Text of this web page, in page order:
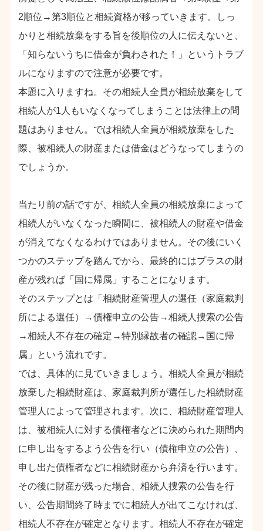
2順位→第3順位と相続資格が移っていきます。しっ
かりと相続放棄をする旨を後順位の人に伝えないと、
「知らないうちに借金が負わされた！」というトラブ
ルになりますので注意が必要です。
本題に入りますね。その相続人全員が相続放棄をして
相続人が1人もいなくなってしまうことは法律上の問
題はありません。では相続人全員が相続放棄をした
際、被相続人の財産または借金はどうなってしまうの
でしょうか。
当たり前の話ですが、相続人全員の相続放棄によって
相続人がいなくなった瞬間に、被相続人の財産や借金
が消えてなくなるわけではありません。その後にいく
つかのステップを踏んでから、最終的にはプラスの財
産が残れば「国に帰属」することになります。
そのステップとは「相続財産管理人の選任（家庭裁判
所による選任）→債権申立の公告→相続人捜索の公告
→相続人不存在の確定→特別縁故者の確認→国に帰
属」という流れです。
では、具体的に見ていきましょう。相続人全員が相続
放棄した相続財産は、家庭裁判所が選任した相続財産
管理人によって管理されます。次に、相続財産管理人
は、被相続人に対する債権者などに決められた期間内
に申し出をするよう公告を行い（債権申立の公告）、
申し出た債権者などに相続財産から弁済を行います。
その後に財産が残った場合、相続人捜索の公告を行
い、公告期間終了時までに相続人が出てこなければ、
相続人不存在が確定となります。相続人不存在が確定